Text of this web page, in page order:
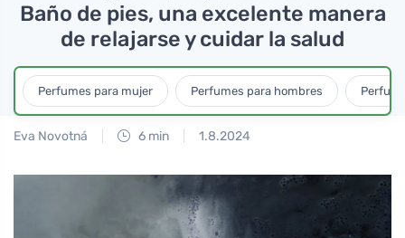
Baño de pies, una excelente manera
de relajarse y cuidar la salud
Perfumes para mujer Perfumes para hombres
Eva Novotná 6 min 1.8.2024